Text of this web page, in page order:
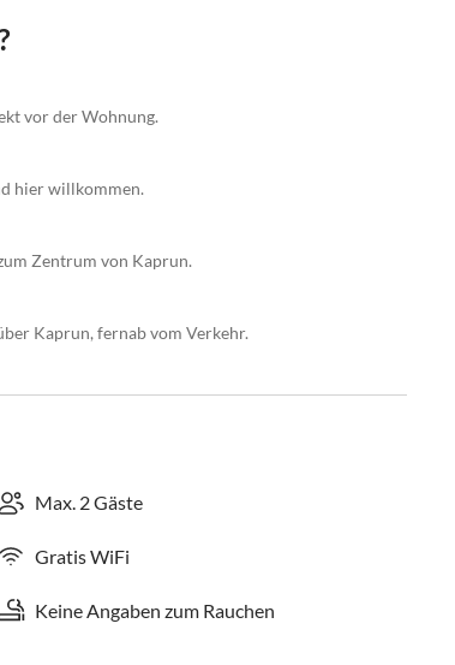
vor der Wohnung.
hier willkommen.
Zentrum von Kaprun.
Kaprun, fernab vom Verkehr.
Max. 2 Gäste
Gratis WiFi
Keine Angaben zum Rauchen